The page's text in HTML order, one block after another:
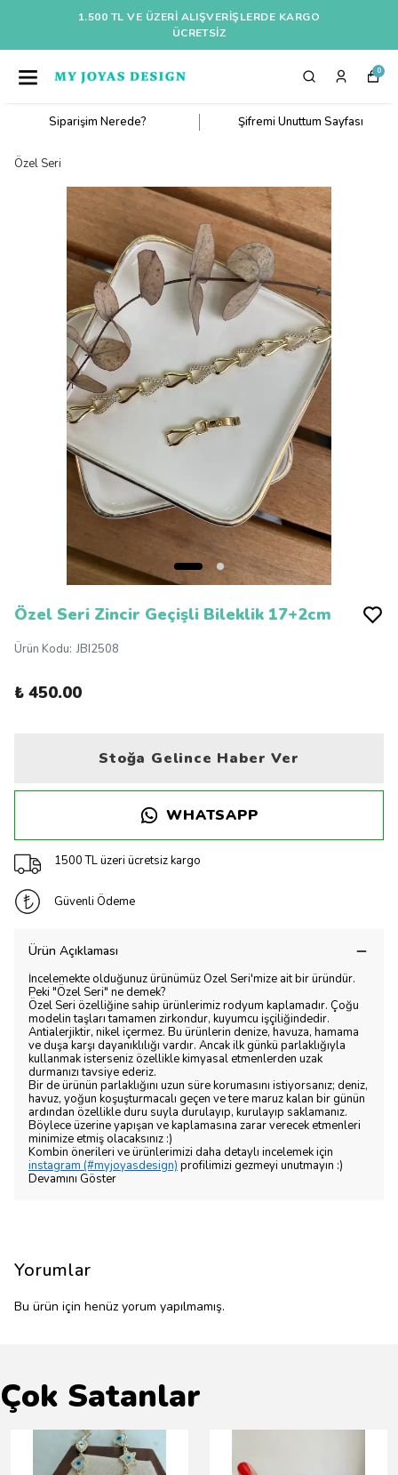
1.500 TL VE ÜZERI ALIŞVERIŞLERDE KARGO
ÜCRETSİZ
0
Siparişim Nerede? Şifremi Unuttum Sayfası
Özel Seri
Özel Seri Zincir Geçişli Bileklik 17+2cm
Ürün Kodu: JBI2508
₺ 450.00
Stoğa Gelince Haber Ver
WHATSAPP
1500 TL üzeri ücretsiz kargo
Güvenli Ödeme
Ürün Açıklaması
İncelemekte olduğunuz ürünümüz Özel Seri'mize ait bir üründür.
Peki "Özel Seri" ne demek?
Özel Seri özelliğine sahip ürünlerimiz rodyum kaplamadır. Çoğu
modelin taşları tamamen zirkondur, kuyumcu işçiliğindedir.
Antialerjiktir, nikel içermez. Bu ürünlerin denize, havuza, hamama
ve duşa karşı dayanıklılığı vardır. Ancak ilk günkü parlaklığıyla
kullanmak isterseniz özellikle kimyasal etmenlerden uzak
durmanızı tavsiye ederiz.
Bir de ürünün parlaklığını uzun süre korumasını istiyorsanız; deniz,
havuz, yoğun koşuşturmacalı geçen ve tere maruz kalan bir günün
ardından özellikle duru suyla durulayıp, kurulayıp saklamanız.
Böylece üzerine yapışan ve kaplamasına zarar verecek etmenleri
minimize etmiş olacaksınız :)
Kombin önerileri ve ürünlerimizi daha detaylı incelemek için
instagram (#myjoyasdesign) profilimizi gezmeyi unutmayın :)
Devamını Göster
Yorumlar
Bu ürün için henüz yorum yapılmamış.
Çok Satanlar